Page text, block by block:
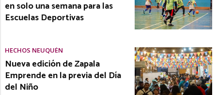
en solo una semana para las
Escuelas Deportivas
HECHOS NEUQUÉN
Nueva edición de Zapala
Emprende en la previa del Día
del Niño